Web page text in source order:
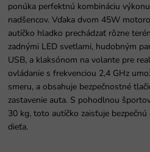
ponúka perfektnú kombináciu
nadšencov. Vďaka dvom 45W
autíčko hladko prechádzať rôzne
zadnými LED svetlami, hudobným
USB, a klaksónom na volante pre
ovládanie s frekvenciou 2,4 GHz
smeru, a obsahuje bezpečnostné
zastavenie auta. S pohodlnou
30 kg, toto autíčko zaisťuje bezpečnú
dieťa.